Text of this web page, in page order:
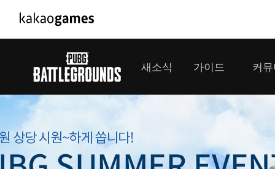
PC/모바일게임
도깨비의세계
아키에이지 워
아레스 : 라이즈 오브 가디언즈
배틀그라
패스 오브
패스 오브
새소식
이벤트
가이드 커
플레이
클랜